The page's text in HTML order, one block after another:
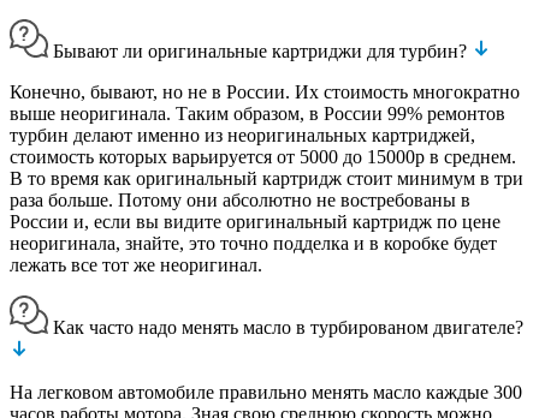
Бывают ли оригинальные картриджи для турбин?
Конечно, бывают, но не в России. Их стоимость многократно
выше неоригинала. Таким образом, в России 99% ремонтов
турбин делают именно из неоригинальных картриджей,
стоимость которых варьируется от 5000 до 15000р в среднем.
В то время как оригинальный картридж стоит минимум в три
раза больше. Потому они абсолютно не востребованы в
России и, если вы видите оригинальный картридж по цене
неоригинала, знайте, это точно подделка и в коробке будет
лежать все тот же неоригинал.
Как часто надо менять масло в турбированом двигателе?
На легковом автомобиле правильно менять масло каждые 300
часов работы мотора. Зная свою среднюю скорость можно